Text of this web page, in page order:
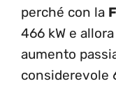
perché con la
466 kW e
aumento
considerevole